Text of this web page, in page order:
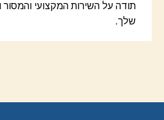
תודה על השירות המקצועי והמסור
שלך.